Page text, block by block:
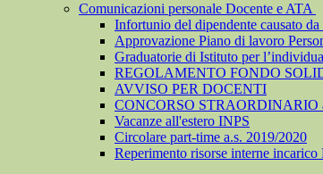
Comunicazioni personale Docente e ATA
Infortunio del dipendente causato
Approvazione Piano di lavoro
Graduatorie di Istituto per
REGOLAMENTO FONDO
AVVISO PER DOCENTI
CONCORSO STRAORDINARIO
Vacanze all'estero INPS
Circolare part-time a.s. 2019/2020
Reperimento risorse interne incarico